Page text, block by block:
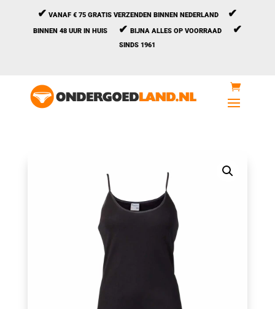
✔ VANAF € 75 GRATIS VERZENDEN BINNEN NEDERLAND ✔
BINNEN 48 UUR IN HUIS ✔ BIJNA ALLES OP VOORRAAD ✔
SINDS 1961